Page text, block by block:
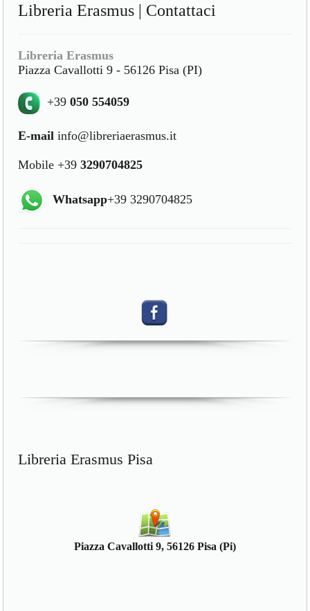
Libreria Erasmus | Contattaci
Libreria Erasmus
Piazza Cavallotti 9 - 56126 Pisa (PI)
+39050 554059
E-mail info@libreriaerasmus.it
Mobile +393290704825
Whatsapp+39 3290704825
Libreria Erasmus Pisa
Piazza Cavallotti 9, 56126 Pisa (Pi)